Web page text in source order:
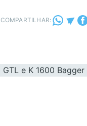
COMPARTILHAR: